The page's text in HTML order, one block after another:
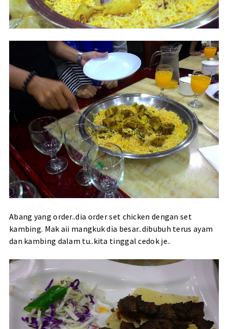
Abang yang order..dia order set chicken dengan set
kambing. Mak aii mangkuk dia besar..dibubuh terus ayam
dan kambing dalam tu..kita tinggal cedok je..